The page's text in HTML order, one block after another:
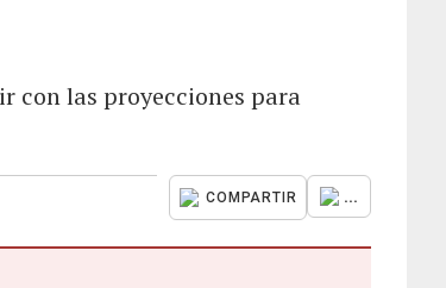
con las proyecciones para
COMPARTIR ...